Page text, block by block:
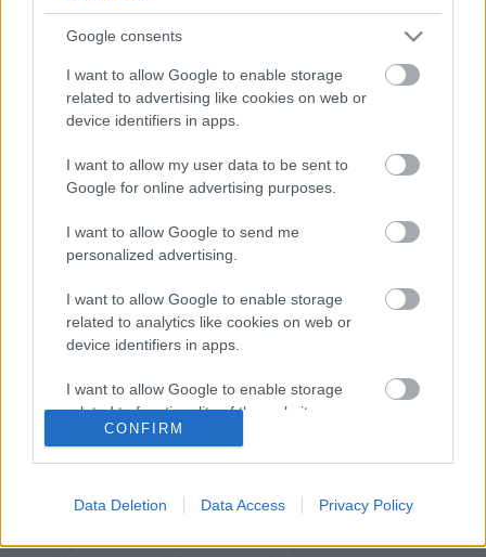
Google consents
I want to allow Google to enable storage
related to advertising like cookies on web or
device identifiers in apps.
I want to allow my user data to be sent to
Google for online advertising purposes.
I want to allow Google to send me
personalized advertising.
I want to allow Google to enable storage
related to analytics like cookies on web or
device identifiers in apps.
I want to allow Google to enable storage
related to functionality of the website or app.
related to security, including authentication
CONFIRM
Data Deletion Data Access Privacy Policy
Ένας… άγνωστος ελληνικός παράδεισος! Ο “κρυμμένος
θησαυρός” της Αιτωλοακαρνανίας!
27 Ιουνίου 2019, 9:31
κρυμμένο αφού λίγοι τον...
Follow us
110,023 35,490 218,000